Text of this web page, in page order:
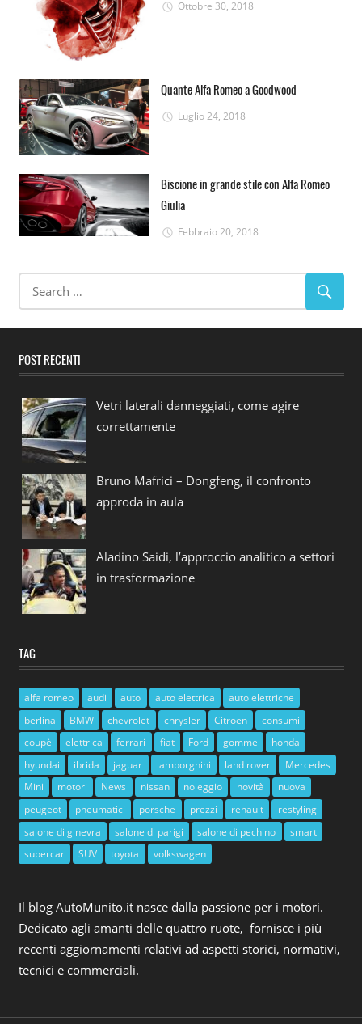
Ottobre 30, 2018
Quante Alfa Romeo a Goodwood
Luglio 24, 2018
Biscione in grande stile con Alfa Romeo
Giulia
Febbraio 20, 2018
POST RECENTI
Vetri laterali danneggiati, come agire
correttamente
Bruno Mafrici – Dongfeng, il confronto
approda in aula
Aladino Saidi, l’approccio analitico a settori
in trasformazione
TAG
alfa romeo audi auto auto elettrica
auto elettriche
berlina
BMW chevrolet chrysler Citroen
consumi
coupè
elettrica ferrari fiat Ford gomme
honda
hyundai
ibrida jaguar lamborghini land rover
Mercedes
Mini
motori News nissan noleggio novità
nuova
peugeot
pneumatici porsche prezzi renault
restyling
salone di ginevra
salone di parigi salone di pechino
smart
supercar
SUV toyota volkswagen
Il blog AutoMunito.it nasce dalla passione per i motori.
Dedicato agli amanti delle quattro ruote, fornisce i più
recenti aggiornamenti relativi ad aspetti storici, normativi,
tecnici e commerciali.